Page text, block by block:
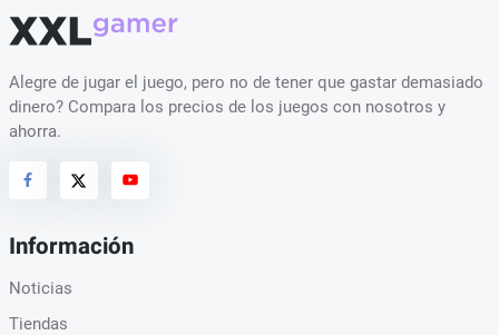
Alegre de jugar el juego, pero no de tener que gastar demasiado
dinero? Compara los precios de los juegos con nosotros y
ahorra.
Información
Noticias
Tiendas